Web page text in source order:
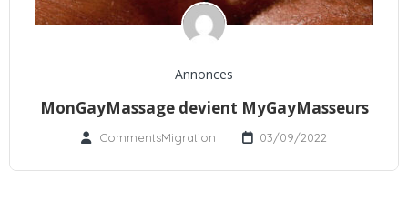
Annonces
MonGayMassage devient MyGayMasseurs
CommentsMigration 03/09/2022